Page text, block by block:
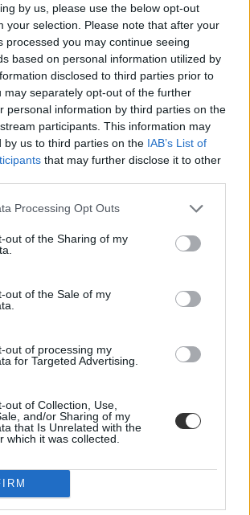
by us, please use the below opt-out
your selection. Please note that after your
processed you may continue seeing
based on personal information utilized by
disclosed to third parties prior to
may separately opt-out of the further
personal information by third parties on the
participants. This information may
by us to third parties on the IAB’s List of
that may further disclose it to other
Processing Opt Outs
out of the Sharing of my
out of the Sale of my
out of processing my
for Targeted Advertising.
out of Collection, Use,
and/or Sharing of my
that Is Unrelated with the
which it was collected.